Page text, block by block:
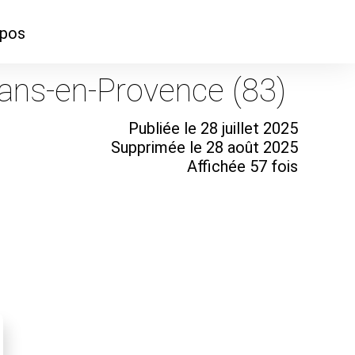
en-Provence (83)
Publiée le 28 juillet 2025
Supprimée le 28 août 2025
Affichée 57 fois